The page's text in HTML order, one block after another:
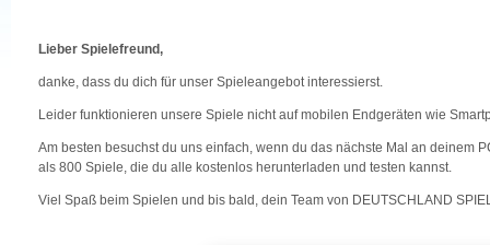
Lieber Spielefreund,
danke, dass du dich für unser Spieleangebot interessierst.
Leider funktionieren unsere Spiele nicht auf mobilen Endgeräten wie
Am besten besuchst du uns einfach, wenn du das nächste Mal an deinem
als 800 Spiele, die du alle kostenlos herunterladen und testen kannst.
Viel Spaß beim Spielen und bis bald, dein Team von DEUTSCHLAND